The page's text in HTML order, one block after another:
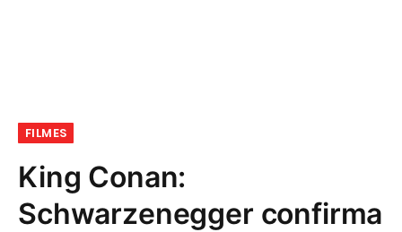
FILMES
King Conan:
Schwarzenegger confirma